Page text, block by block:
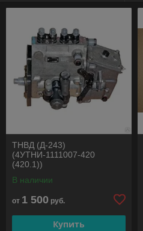
ТНВД (Д-243)
(4УТНИ-1111007-420
(420.1))
В наличии
от 1 500 руб.
Купить